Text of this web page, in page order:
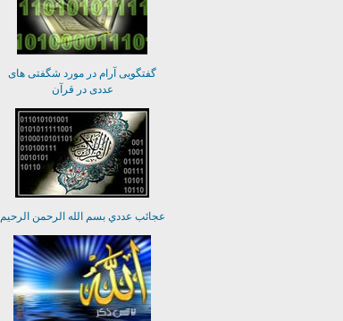
گفتگويی آرام در مورد شگفتی های
عددی در قرآن
عجائب عددي بسم الله الرحمن الرحيم